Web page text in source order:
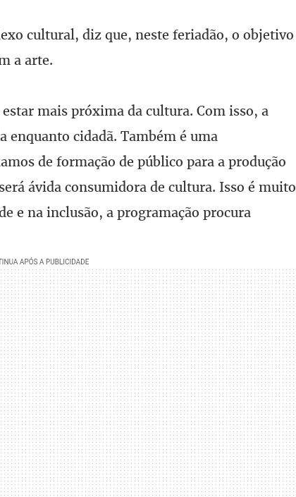
cultural, diz que, neste feriadão, o objetivo
a arte.
mais próxima da cultura. Com isso, a
enquanto cidadã. Também é uma
de formação de público para a produção
ávida consumidora de cultura. Isso é muito
e na inclusão, a programação procura